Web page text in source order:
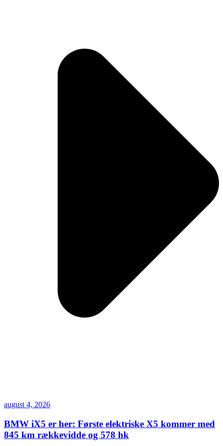
august 4, 2026
BMW iX5 er her: Første elektriske X5 kommer med
845 km rækkevidde og 578 hk